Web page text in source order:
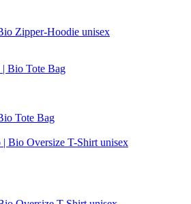
Zipper-Hoodie unisex
Tote Bag